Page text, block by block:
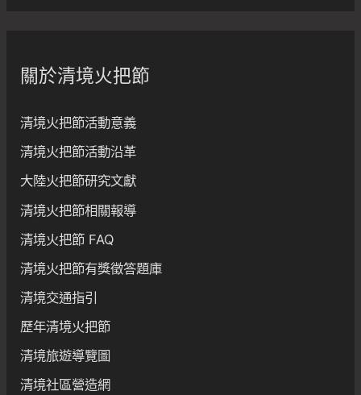
關於清境火把節
清境火把節活動意義
清境火把節活動沿革
大陸火把節研究文獻
清境火把節相關報導
清境火把節 FAQ
清境火把節有獎徵答題庫
清境交通指引
歷年清境火把節
清境旅遊導覽圖
清境社區營造網